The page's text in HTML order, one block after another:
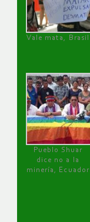
Vale mata, Brasil
Pueblo Shuar
dice no a la
minería, Ecuador